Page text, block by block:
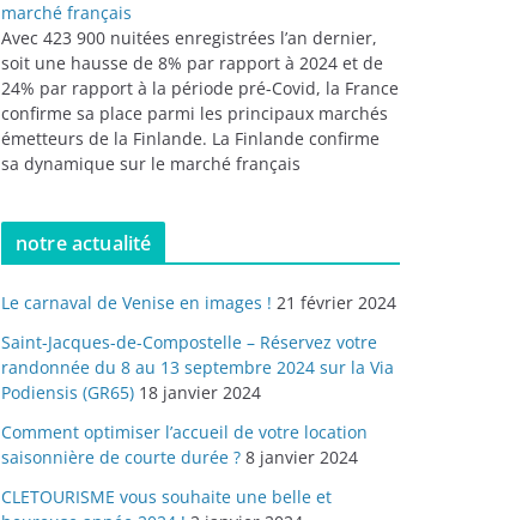
marché français
Avec 423 900 nuitées enregistrées l’an dernier,
soit une hausse de 8% par rapport à 2024 et de
24% par rapport à la période pré-Covid, la France
confirme sa place parmi les principaux marchés
émetteurs de la Finlande. La Finlande confirme
sa dynamique sur le marché français
notre actualité
Le carnaval de Venise en images ! 21 février 2024
Saint-Jacques-de-Compostelle – Réservez votre
randonnée du 8 au 13 septembre 2024 sur la Via
Podiensis (GR65) 18 janvier 2024
Comment optimiser l’accueil de votre location
saisonnière de courte durée ? 8 janvier 2024
CLETOURISME vous souhaite une belle et